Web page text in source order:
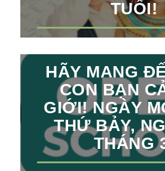
TUỔI!
HÃY MANG
CON BẠN
GIỚI! NGÀY
THỨ BẢY,
THÁNG